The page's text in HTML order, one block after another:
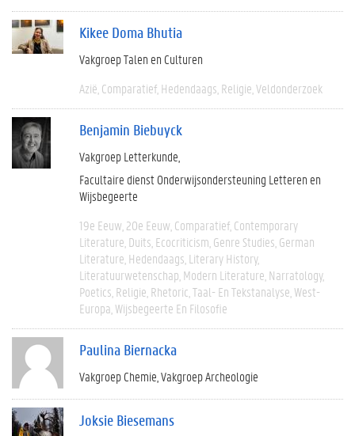
Kikee Doma Bhutia
Vakgroep Talen en Culturen
Azië Comparatief Hedendaags Religie Veldonderzoek
Benjamin Biebuyck
Vakgroep Letterkunde
Facultaire dienst Onderwijsondersteuning Letteren en
Wijsbegeerte
19e Eeuw 20e Eeuw Comparatief Contemporary
Literature Duits Ecocriticism Genre Studies German
Literature Hedendaags Literary History
Literatuurwetenschap Modern Literature Narratology
Poetics Religie Rhetoric Taal- En Tekstanalyse West-
Europa Wijsbegeerte En Filosofie
Paulina Biernacka
Vakgroep Chemie Vakgroep Archeologie
Joksie Biesemans